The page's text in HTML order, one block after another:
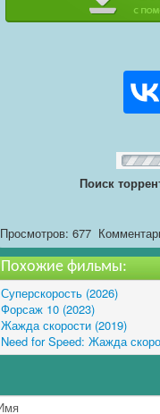
Поиск
Просмотров: 677
Похожие фильмы:
Суперскорость (2026)
Форсаж 10 (2023)
Жажда скорости (2019)
Need for Speed: Жажда